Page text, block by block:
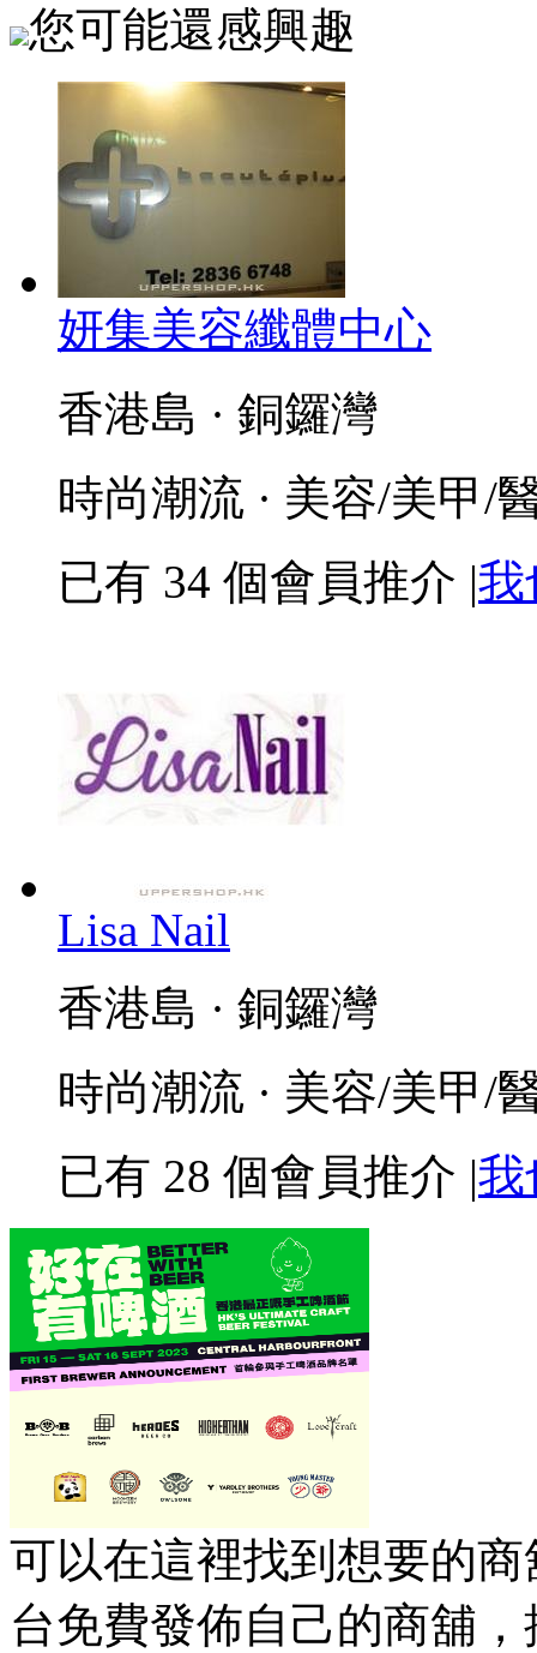
您可能還感興趣
妍集美容纖體中心
香港島 · 銅鑼灣
時尚潮流 · 美容/美甲/
已有 34 個會員推介 |我
Lisa Nail
香港島 · 銅鑼灣
時尚潮流 · 美容/美甲/
已有 28 個會員推介 |我
可以在這裡找到想要的商
台免費發佈自己的商舖